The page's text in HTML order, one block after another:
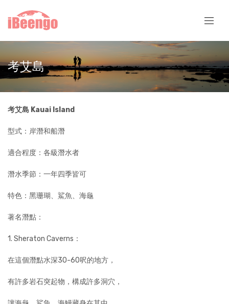
考艾島
考艾島 Kauai Island
型式：岸潛和船潛
適合程度：各級潛水者
潛水季節：一年四季皆可
特色：黑珊瑚、鯊魚、海龜
著名潛點：
1. Sheraton Caverns：
在這個潛點水深30-60呎的地方，
有許多岩石突起物，構成許多洞穴，